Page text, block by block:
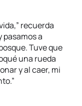
recuerda
pasamos a
Tuve que
una rueda
y al caer, mi